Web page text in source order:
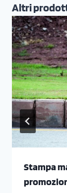
Altri
Stampa